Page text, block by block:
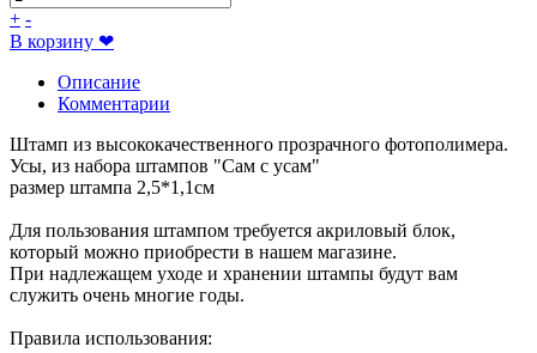
+ -
В корзину ❤
Описание
Комментарии
Штамп из высококачественного прозрачного фотополимера.
Усы, из набора штампов "Сам с усам"
размер штампа 2,5*1,1см
Для пользования штампом требуется акриловый блок,
который можно приобрести в нашем магазине.
При надлежащем уходе и хранении штампы будут вам
служить очень многие годы.
Правила использования: